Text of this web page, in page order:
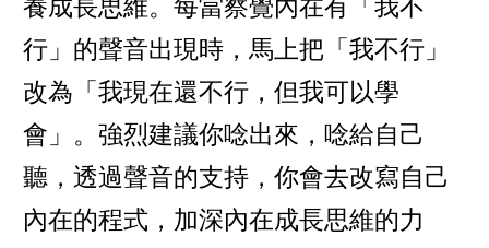
養成長思維。每當察覺內在有「我不
行」的聲音出現時，馬上把「我不行」
改為「我現在還不行，但我可以學
會」。強烈建議你唸出來，唸給自己
聽，透過聲音的支持，你會去改寫自己
內在的程式，加深內在成長思維的力